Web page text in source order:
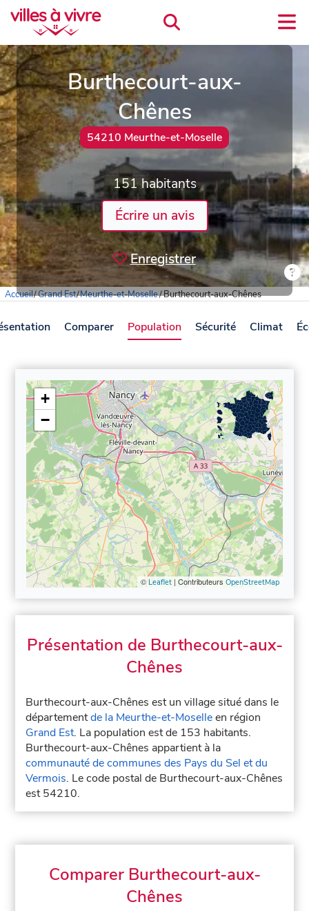
Burthecourt-aux-
Chênes
54210 Meurthe-et-Moselle
151 habitants
Écrire un avis
Enregistrer
Accueil/Grand Est/Meurthe-et-Moselle/Burthecourt-aux-Chênes
Comparer Population Sécurité Climat
+
−
© Leaflet| Contributeurs OpenStreetMap
Présentation de Burthecourt-aux-
Chênes
Burthecourt-aux-Chênes est un village situé dans le
départementde la Meurthe-et-Moselleen région
Grand Est. La population est de 153 habitants.
Burthecourt-aux-Chênes appartient à la
communauté de communes des Pays du Sel et du
Vermois. Le code postal de Burthecourt-aux-Chênes
est 54210.
Comparer Burthecourt-aux-
Chênes